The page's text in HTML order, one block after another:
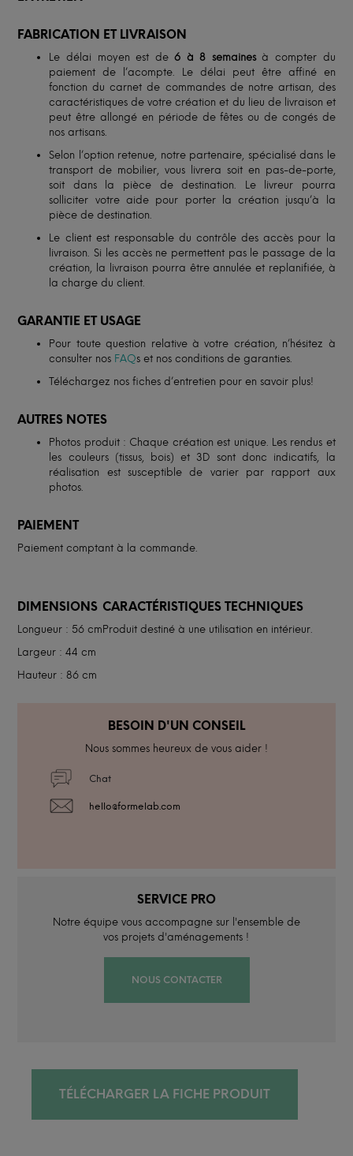
FABRICATION ET LIVRAISON
Le délai moyen est de6 à 8 semainesà compter du
paiement de l’acompte. Le délai peut être affiné en
fonction du carnet de commandes de notre artisan, des
caractéristiques de votre création et du lieu de livraison et
peut être allongé en période de fêtes ou de congés de
nos artisans.
Selon l’option retenue, notre partenaire, spécialisé dans le
transport de mobilier, vous livrera soit en pas-de-porte,
soit dans la pièce de destination. Le livreur pourra
solliciter votre aide pour porter la création jusqu’à la
pièce de destination.
Le client est responsable du contrôle des accès pour la
livraison. Si les accès ne permettent pas le passage de la
création, la livraison pourra être annulée et replanifiée, à
la charge du client.
GARANTIE ET USAGE
Pour toute question relative à votre création, n’hésitez à
consulter nos FAQs et nos conditions de garanties.
Téléchargez nos fiches d’entretien pour en savoir plus!
AUTRES NOTES
Photos produit : Chaque création est unique. Les rendus et
les couleurs (tissus, bois) et 3D sont donc indicatifs, la
réalisation est susceptible de varier par rapport aux
photos.
PAIEMENT
Paiement comptant à la commande.
DIMENSIONS
Longueur : 56 cm
Largeur : 44 cm
Hauteur : 86 cm
CARACTÉRISTIQUES TECHNIQUES
Produit destiné à une utilisation en intérieur.
BESOIN D'UN CONSEIL
Nous sommes heureux de vous aider !
Chat
hello@formelab.com
SERVICE PRO
Notre équipe vous accompagne sur l'ensemble de
vos projets d'aménagements !
NOUS CONTACTER
TÉLÉCHARGER LA FICHE PRODUIT